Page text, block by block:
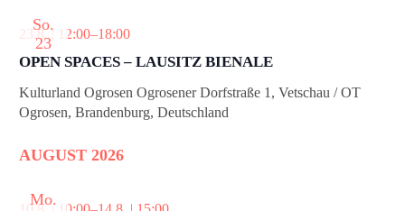
So.
23
OPEN SPACES – LAUSITZ BIENALE
23.8. | 12:00–18:00
Kulturland Ogrosen Ogrosener Dorfstraße 1, Vetschau / OT
Ogrosen, Brandenburg, Deutschland
AUGUST 2026
Mo.